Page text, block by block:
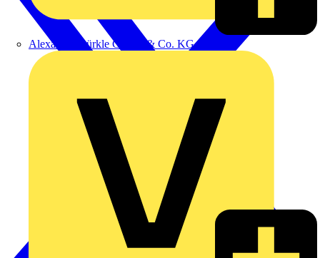
Alexander Bürkle GmbH & Co. KG